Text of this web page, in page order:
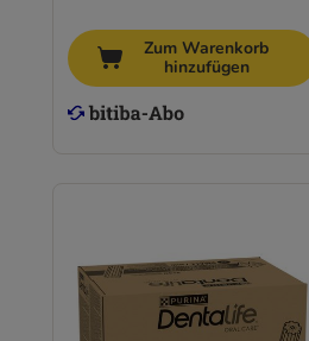
Zum Warenkorb
hinzufügen